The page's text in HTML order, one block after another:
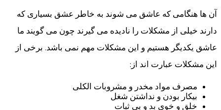
آن ها هنگامی که عاشق می شوند به خاطر عشق بسیاری که
دارند خیلی از مشکلات را نادیده می گیرند چون می گویند ما
عاشق یکدیگر هستیم و این مشکلات مهم نمی باشد. برخی از
این مشکلات عبارت اند از:
مصرف مواد مخدر و مشروبات الکلی
بیکار بودن و نداشتن شغل
خلق و خوی بد و بی ثبات